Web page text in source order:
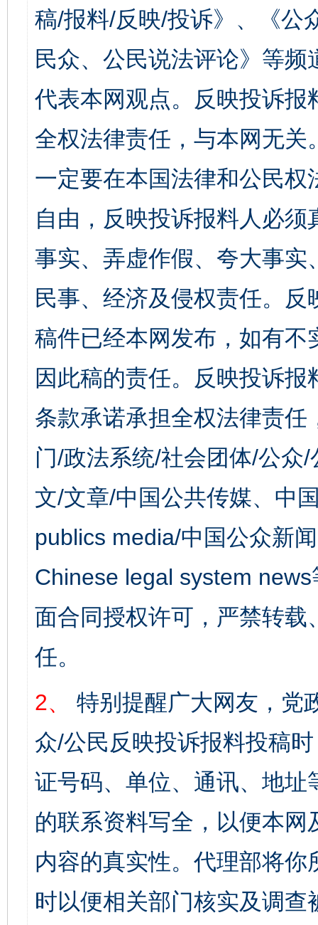
稿/报料/反映/投诉》、《公
民众、公民说法评论》等
代表本网观点。反映投诉
全权法律责任，与本网无
一定要在本国法律和公民
自由，反映投诉报料人必
事实、弄虚作假、夸大事
民事、经济及侵权责任。
稿件已经本网发布，如有
因此稿的责任。反映投诉
条款承诺承担全权法律责
门/政法系统/社会团体/公众
文/文章/中国公共传媒、中
publics media/中国公众新
Chinese legal system
面合同授权许可，严禁转
任。
2、
特别提醒广大网友，党
众/公民反映投诉报料投稿
证号码、单位、通讯、地
的联系资料写全，以便本
内容的真实性。代理部将
时以便相关部门核实及调